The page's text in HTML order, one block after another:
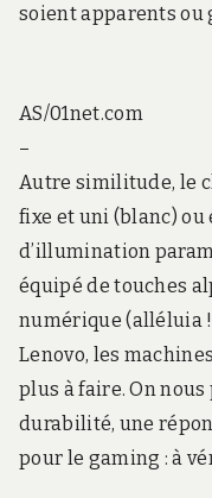
soient apparents ou
AS/01net.com
–
Autre similitude, le
fixe et uni (blanc) ou
d’illumination
équipé de touches
numérique (alléluia
Lenovo, les
plus à faire. On
durabilité, une
pour le gaming : à